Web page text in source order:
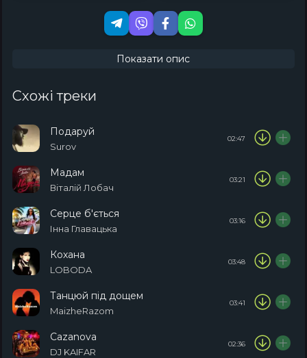
Показати опис
Схожі треки
Подаруй
Surov
02:47
Мадам
Віталій Лобач
03:21
Серце б'ється
Інна Главацька
03:16
Кохана
LOBODA
03:48
Танцюй під дощем
MaizheRazom
03:41
Cazanova
DJ KAIFAR
02:36